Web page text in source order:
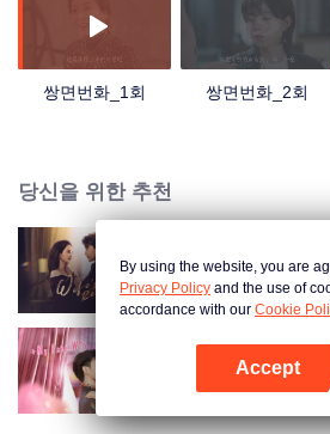
쌍면번화_1회 쌍면번화_2회
당신을 위한 추천
Wife's Revenge
심동적타
By using the website, you are
Privacy Policy and the use of
accordance with our Cookie
Accept